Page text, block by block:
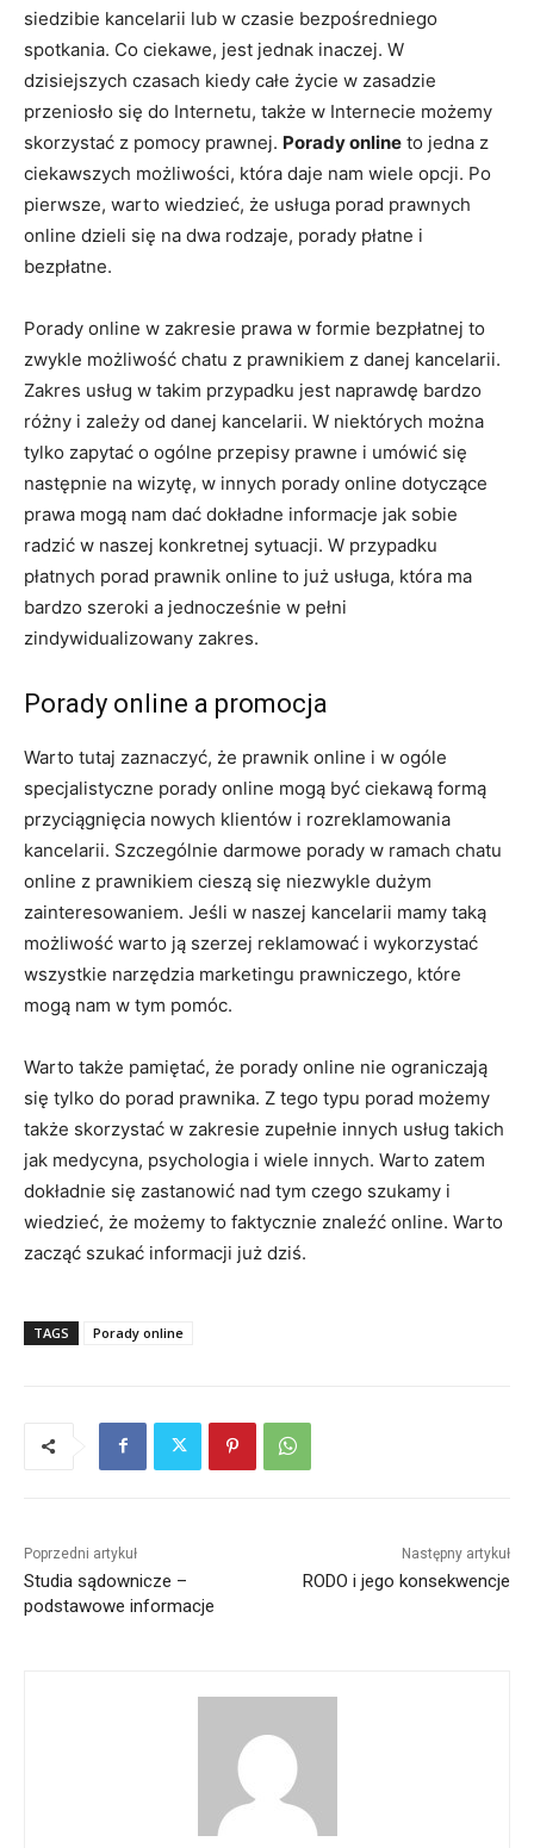
siedzibie kancelarii lub w czasie bezpośredniego
spotkania. Co ciekawe, jest jednak inaczej. W
dzisiejszych czasach kiedy całe życie w zasadzie
przeniosło się do Internetu, także w Internecie możemy
skorzystać z pomocy prawnej. Porady online to jedna z
ciekawszych możliwości, która daje nam wiele opcji. Po
pierwsze, warto wiedzieć, że usługa porad prawnych
online dzieli się na dwa rodzaje, porady płatne i
bezpłatne.
Porady online w zakresie prawa w formie bezpłatnej to
zwykle możliwość chatu z prawnikiem z danej kancelarii.
Zakres usług w takim przypadku jest naprawdę bardzo
różny i zależy od danej kancelarii. W niektórych można
tylko zapytać o ogólne przepisy prawne i umówić się
następnie na wizytę, w innych porady online dotyczące
prawa mogą nam dać dokładne informacje jak sobie
radzić w naszej konkretnej sytuacji. W przypadku
płatnych porad prawnik online to już usługa, która ma
bardzo szeroki a jednocześnie w pełni
zindywidualizowany zakres.
Porady online a promocja
Warto tutaj zaznaczyć, że prawnik online i w ogóle
specjalistyczne porady online mogą być ciekawą formą
przyciągnięcia nowych klientów i rozreklamowania
kancelarii. Szczególnie darmowe porady w ramach chatu
online z prawnikiem cieszą się niezwykle dużym
zainteresowaniem. Jeśli w naszej kancelarii mamy taką
możliwość warto ją szerzej reklamować i wykorzystać
wszystkie narzędzia marketingu prawniczego, które
mogą nam w tym pomóc.
Warto także pamiętać, że porady online nie ograniczają
się tylko do porad prawnika. Z tego typu porad możemy
także skorzystać w zakresie zupełnie innych usług takich
jak medycyna, psychologia i wiele innych. Warto zatem
dokładnie się zastanowić nad tym czego szukamy i
wiedzieć, że możemy to faktycznie znaleźć online. Warto
zacząć szukać informacji już dziś.
TAGS Porady online
Poprzedni artykuł
Studia sądownicze –
podstawowe informacje
Następny artykuł
RODO i jego konsekwencje